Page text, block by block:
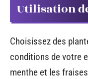
Utilisation
Choisissez des
conditions de votre
menthe et les